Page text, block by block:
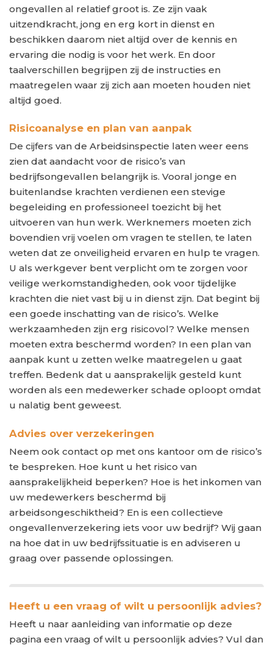
ongevallen al relatief groot is. Ze zijn vaak
uitzendkracht, jong en erg kort in dienst en
beschikken daarom niet altijd over de kennis en
ervaring die nodig is voor het werk. En door
taalverschillen begrijpen zij de instructies en
maatregelen waar zij zich aan moeten houden niet
altijd goed.
Risicoanalyse en plan van aanpak
De cijfers van de Arbeidsinspectie laten weer eens
zien dat aandacht voor de risico’s van
bedrijfsongevallen belangrijk is. Vooral jonge en
buitenlandse krachten verdienen een stevige
begeleiding en professioneel toezicht bij het
uitvoeren van hun werk. Werknemers moeten zich
bovendien vrij voelen om vragen te stellen, te laten
weten dat ze onveiligheid ervaren en hulp te vragen.
U als werkgever bent verplicht om te zorgen voor
veilige werkomstandigheden, ook voor tijdelijke
krachten die niet vast bij u in dienst zijn. Dat begint bij
een goede inschatting van de risico’s. Welke
werkzaamheden zijn erg risicovol? Welke mensen
moeten extra beschermd worden? In een plan van
aanpak kunt u zetten welke maatregelen u gaat
treffen. Bedenk dat u aansprakelijk gesteld kunt
worden als een medewerker schade oploopt omdat
u nalatig bent geweest.
Advies over verzekeringen
Neem ook contact op met ons kantoor om de risico’s
te bespreken. Hoe kunt u het risico van
aansprakelijkheid beperken? Hoe is het inkomen van
uw medewerkers beschermd bij
arbeidsongeschiktheid? En is een collectieve
ongevallenverzekering iets voor uw bedrijf? Wij gaan
na hoe dat in uw bedrijfssituatie is en adviseren u
graag over passende oplossingen.
Heeft u een vraag of wilt u persoonlijk advies?
Heeft u naar aanleiding van informatie op deze
pagina een vraag of wilt u persoonlijk advies? Vul dan